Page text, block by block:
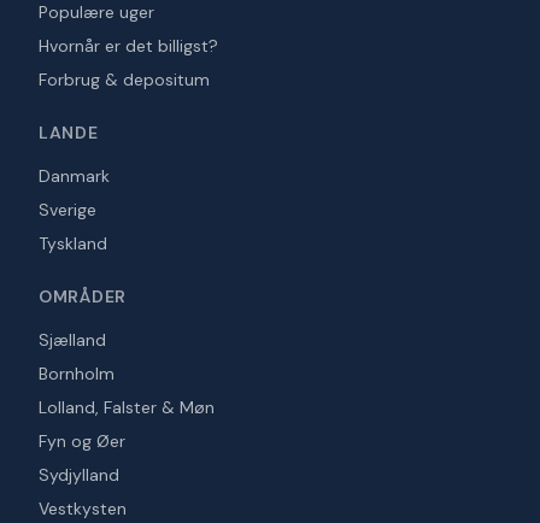
Populære uger
Hvornår er det billigst?
Forbrug & depositum
LANDE
Danmark
Sverige
Tyskland
OMRÅDER
Sjælland
Bornholm
Lolland, Falster & Møn
Fyn og Øer
Sydjylland
Vestkysten